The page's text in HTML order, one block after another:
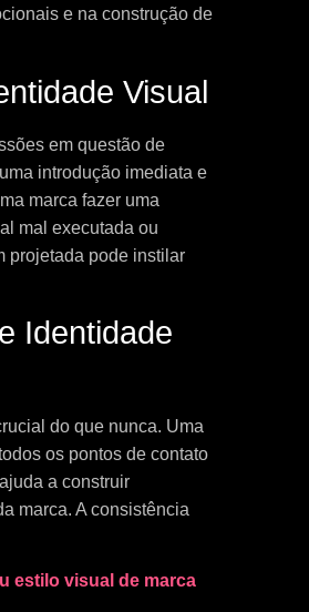
e na construção de
Visual
em questão de
introdução imediata e
marca fazer uma
mal executada ou
projetada pode instilar
Identidade
do que nunca. Uma
os pontos de contato
a construir
marca. A consistência
estilo visual de marca